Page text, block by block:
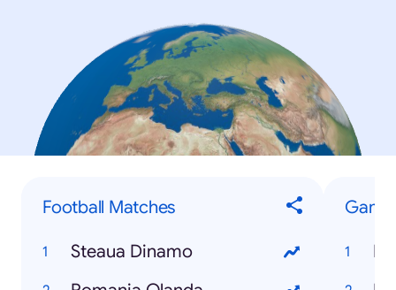
Football Matches
Steaua Dinamo